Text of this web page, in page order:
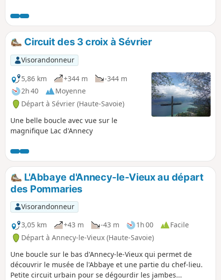
Bornachon est l'emplacement
exceptionnel pour visualiser tous ces
massifs.Circuit des 3 croix à Sévrier
Visorandonneur
5,86 km
+344 m
-344 m
2h 40
Moyenne
Départ à Sévrier (Haute-Savoie)
Une belle boucle avec vue sur le
magnifique Lac d'Annecy
L'Abbaye d'Annecy-le-Vieux au départ
des Pommaries
Visorandonneur
3,05 km
+43 m -43 m 1h 00
Facile
Départ à Annecy-le-Vieux (Haute-Savoie)
Une boucle sur le bas d'Annecy-le-Vieux qui permet de
découvrir le musée de l'Abbaye et une partie du chef-lieu.
Petite circuit urbain pour se dégourdir les jambes...